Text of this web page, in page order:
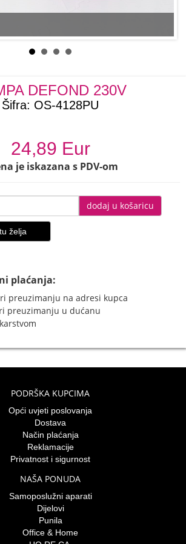
DEFOND 230V
Šifra: OS-4128PU
24,89 Eur
je iskazana s PDV-om
dodaj u košaricu
želja
plaćanja:
preuzimanju na adresi kupca
preuzimanju u dućanu
PODRŠKA KUPCIMA
Opći uvjeti poslovanja
Dostava
Način plaćanja
Reklamacije
Privatnost i sigurnost
NAŠA PONUDA
Samoposlužni aparati
Dijelovi
Punila
Office & Home